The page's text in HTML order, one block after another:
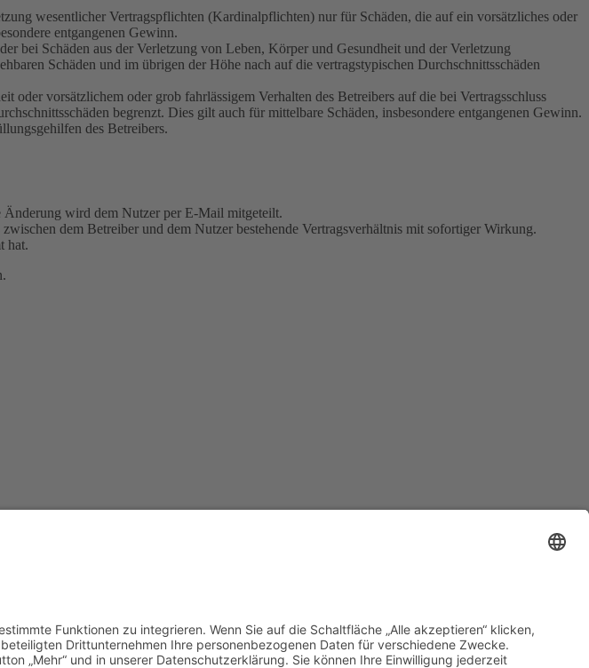
wesentlicher Vertragspflichten (Kardinalpflichten) nur für Schäden, die auf ein vorsätzliches oder
entgangenen Gewinn.
bei Schäden aus der Verletzung von Leben, Körper und Gesundheit und der Verletzung
Schäden und im übrigen der Höhe nach auf die vertragstypischen Durchschnittsschäden
vorsätzlichem oder grob fahrlässigem Verhalten des Betreibers auf die bei Vertragsschluss
begrenzt. Dies gilt auch für mittelbare Schäden, insbesondere entgangenen Gewinn.
des Betreibers.
Änderung wird dem Nutzer per E-Mail mitgeteilt.
dem Betreiber und dem Nutzer bestehende Vertragsverhältnis mit sofortiger Wirkung.
hat.